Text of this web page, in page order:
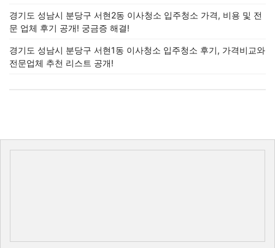
경기도 성남시 분당구 서현2동 이사청소 입주청소 가격, 비용 및 전
문 업체 후기 공개! 궁금증 해결!
경기도 성남시 분당구 서현1동 이사청소 입주청소 후기, 가격비교와
전문업체 추천 리스트 공개!